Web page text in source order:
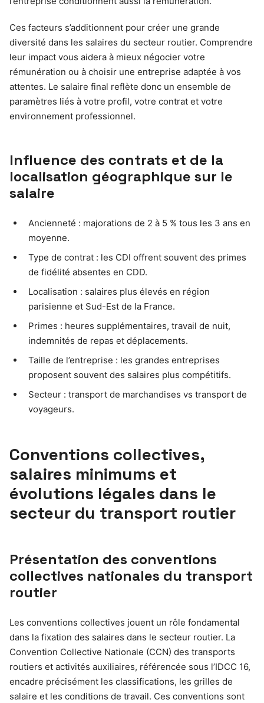
Ces facteurs s’additionnent pour créer une grande
diversité dans les salaires du secteur routier. Comprendre
leur impact vous aidera à mieux négocier votre
rémunération ou à choisir une entreprise adaptée à vos
attentes. Le salaire final reflète donc un ensemble de
paramètres liés à votre profil, votre contrat et votre
environnement professionnel.
Influence des contrats et de la
localisation géographique sur le
salaire
Ancienneté : majorations de 2 à 5 % tous les 3 ans en
moyenne.
Type de contrat : les CDI offrent souvent des primes
de fidélité absentes en CDD.
Localisation : salaires plus élevés en région
parisienne et Sud-Est de la France.
Primes : heures supplémentaires, travail de nuit,
indemnités de repas et déplacements.
Taille de l’entreprise : les grandes entreprises
proposent souvent des salaires plus compétitifs.
Secteur : transport de marchandises vs transport de
voyageurs.
Conventions collectives,
salaires minimums et
évolutions légales dans le
secteur du transport routier
Présentation des conventions
collectives nationales du transport
routier
Les conventions collectives jouent un rôle fondamental
dans la fixation des salaires dans le secteur routier. La
Convention Collective Nationale (CCN) des transports
routiers et activités auxiliaires, référencée sous l’IDCC 16,
encadre précisément les classifications, les grilles de
salaire et les conditions de travail. Ces conventions sont